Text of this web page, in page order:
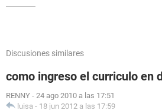
Discusiones similares
como ingreso el curriculo en
RENNY - 24 ago 2010 a las 17:51
luisa - 18 jun 2012 a las 17:59